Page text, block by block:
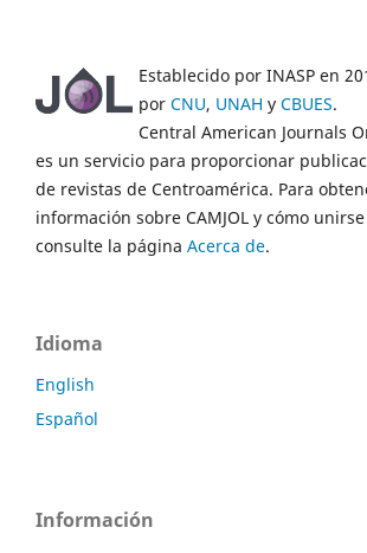
Establecido por INASP en
por CNU, UNAH y CBUES.
Central American Journals
es un servicio para proporcionar
de revistas de Centroamérica. Para
información sobre CAMJOL y cómo
consulte la página Acerca de.
Idioma
English
Español
Información